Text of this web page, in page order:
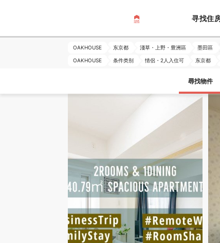
寻找住
OAKHOUSE 东京都 淺草・上野・豊洲區 墨田區
OAKHOUSE 条件类别 情侶・2人入住可 东京都
尋找物件